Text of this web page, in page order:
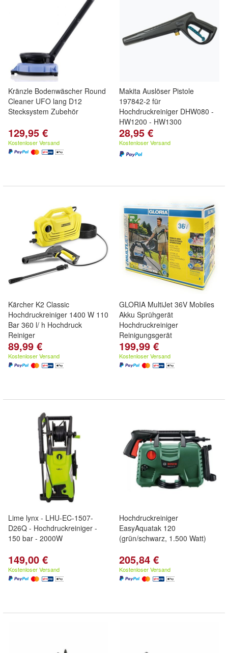
Kränzle Bodenwäscher Round
Cleaner UFO lang D12
Stecksystem Zubehör
129,95 €
Kostenloser Versand
Makita Auslöser Pistole
197842-2 für
Hochdruckreiniger DHW080 -
HW1200 - HW1300
28,95 €
Kostenloser Versand
Kärcher K2 Classic
Hochdruckreiniger 1400 W 110
Bar 360 l/ h Hochdruck
Reiniger
89,99 €
Kostenloser Versand
GLORIA MultiJet 36V Mobiles
Akku Sprühgerät
Hochdruckreiniger
Reinigungsgerät
199,99 €
Kostenloser Versand
Lime lynx - LHU-EC-1507-
D26Q - Hochdruckreiniger -
150 bar - 2000W
149,00 €
Kostenloser Versand
Hochdruckreiniger
EasyAquatak 120
(grün/schwarz, 1.500 Watt)
205,84 €
Kostenloser Versand